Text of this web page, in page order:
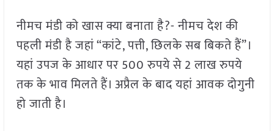
नीमच मंडी को खास क्या बनाता है?- नीमच देश की
पहली मंडी है जहां “कांटे, पत्ती, छिलके सब बिकते हैं”।
यहां उपज के आधार पर 500 रुपये से 2 लाख रुपये
तक के भाव मिलते हैं। अप्रैल के बाद यहां आवक दोगुनी
हो जाती है।